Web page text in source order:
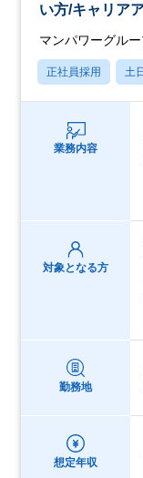
い方/キャリア
マンパワーグル
正社員採用 土
業務内容
対象となる方
勤務地
想定年収